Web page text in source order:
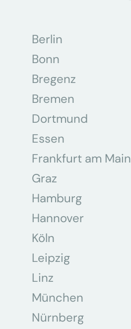
Berlin
Bonn
Bregenz
Bremen
Dortmund
Essen
Frankfurt am Main
Graz
Hamburg
Hannover
Köln
Leipzig
Linz
München
Nürnberg